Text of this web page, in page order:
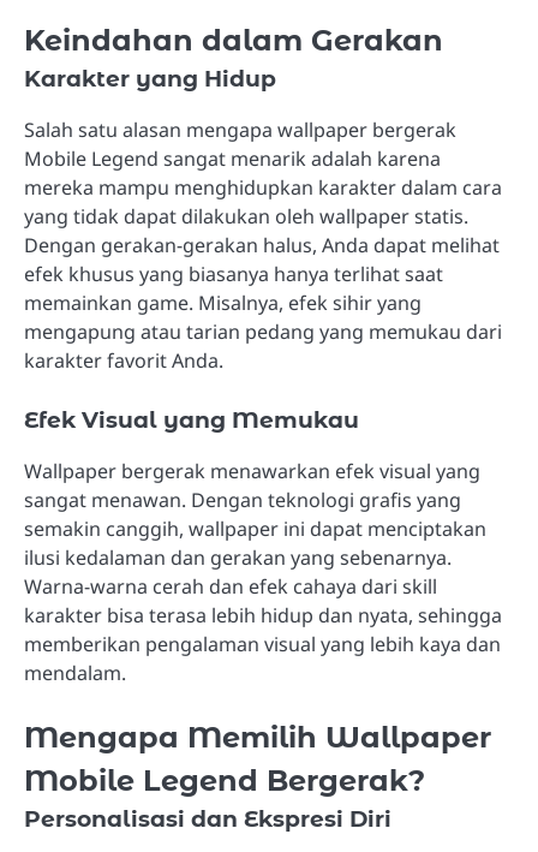
Keindahan dalam Gerakan
Karakter yang Hidup
Salah satu alasan mengapa wallpaper bergerak
Mobile Legend sangat menarik adalah karena
mereka mampu menghidupkan karakter dalam cara
yang tidak dapat dilakukan oleh wallpaper statis.
Dengan gerakan-gerakan halus, Anda dapat melihat
efek khusus yang biasanya hanya terlihat saat
memainkan game. Misalnya, efek sihir yang
mengapung atau tarian pedang yang memukau dari
karakter favorit Anda.
Efek Visual yang Memukau
Wallpaper bergerak menawarkan efek visual yang
sangat menawan. Dengan teknologi grafis yang
semakin canggih, wallpaper ini dapat menciptakan
ilusi kedalaman dan gerakan yang sebenarnya.
Warna-warna cerah dan efek cahaya dari skill
karakter bisa terasa lebih hidup dan nyata, sehingga
memberikan pengalaman visual yang lebih kaya dan
mendalam.
Mengapa Memilih Wallpaper
Mobile Legend Bergerak?
Personalisasi dan Ekspresi Diri